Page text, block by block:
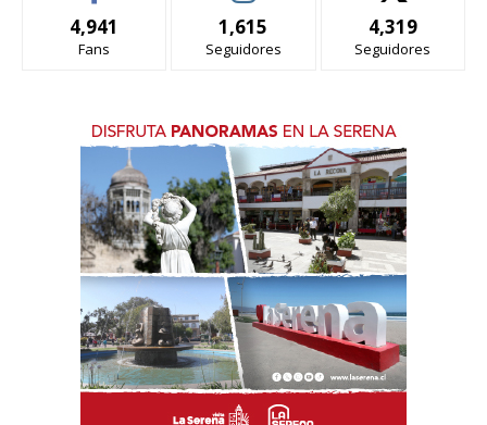
4,941
Fans
1,615
Seguidores
4,319
Seguidores